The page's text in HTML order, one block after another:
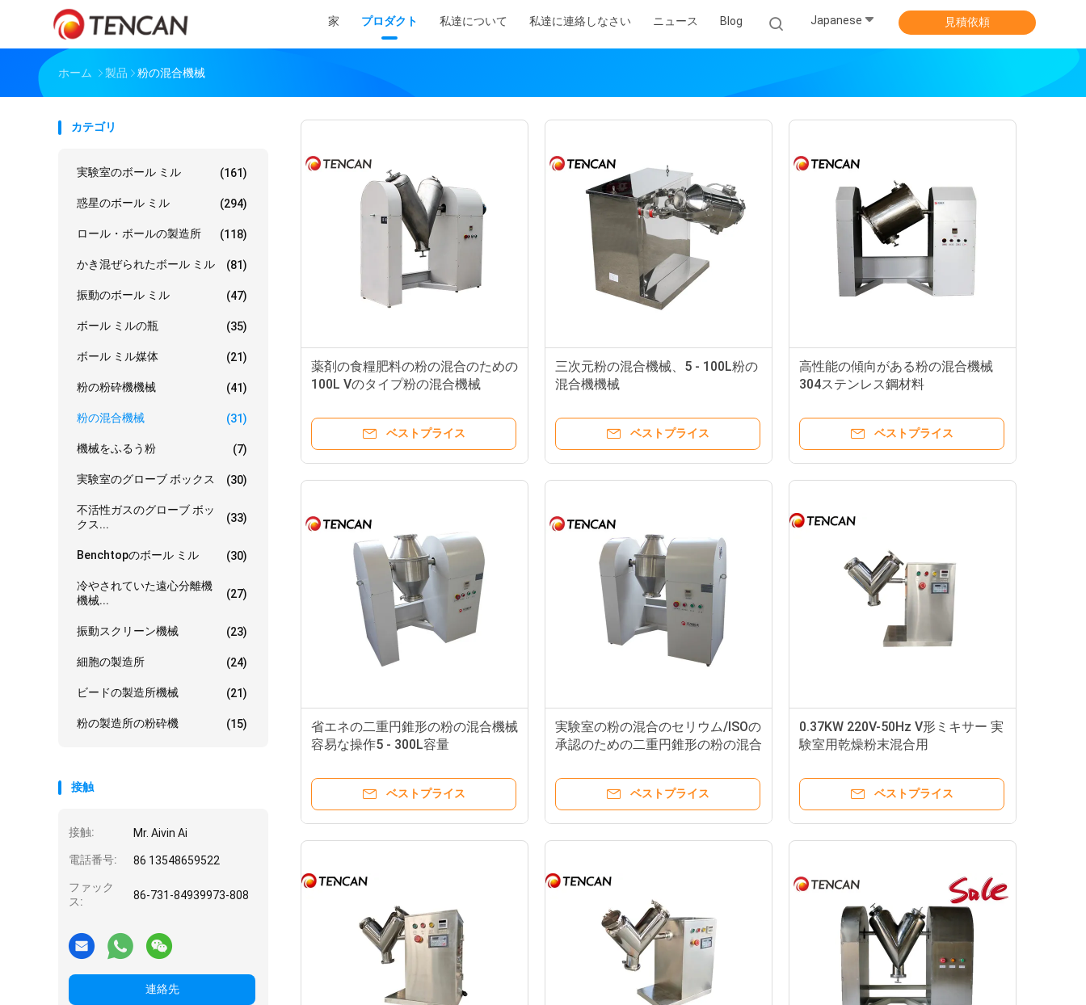
家 プロダクト 私達について 私達に連絡しなさい ニュース Blog Japanese 見積依頼
ホーム 製品 粉の混合機械
カテゴリ
実験室のボール ミル (161)
惑星のボール ミル (294)
ロール・ボールの製造所 (118)
かき混ぜられたボール ミル (81)
振動のボール ミル (47)
ボール ミルの瓶 (35)
ボール ミル媒体 (21)
粉の粉砕機機械 (41)
粉の混合機械 (31)
機械をふるう粉 (7)
実験室のグローブ ボックス (30)
不活性ガスのグローブ ボッ
クス...
(33)
Benchtopのボール ミル (30)
冷やされていた遠心分離機
機械...
(27)
振動スクリーン機械 (23)
細胞の製造所 (24)
ビードの製造所機械 (21)
粉の製造所の粉砕機 (15)
接触
接触: Mr. Aivin Ai
電話番号: 86 13548659522
ファック
ス:
86-731-84939973-808
連絡先
薬剤の食糧肥料の粉の混合のための
100L Vのタイプ粉の混合機械
ベストプライス
三次元粉の混合機械、5 - 100L粉の
混合機機械
ベストプライス
高性能の傾向がある粉の混合機械
304ステンレス鋼材料
ベストプライス
省エネの二重円錐形の粉の混合機械
容易な操作5 - 300L容量
ベストプライス
実験室の粉の混合のセリウム/ISOの
承認のための二重円錐形の粉の混合
ベストプライス
0.37KW 220V-50Hz V形ミキサー 実
験室用乾燥粉末混合用
ベストプライス